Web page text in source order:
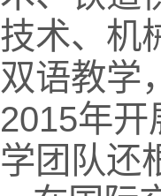
技术、机
双语教学
2015年
学团队还